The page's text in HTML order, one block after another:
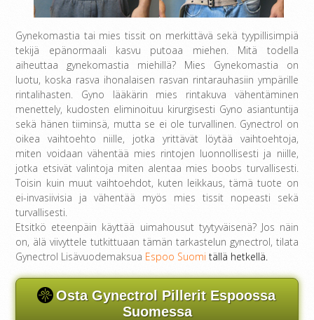
Gynekomastia tai mies tissit on merkittävä sekä tyypillisimpiä
tekijä epänormaali kasvu putoaa miehen. Mitä todella
aiheuttaa gynekomastia miehillä? Mies Gynekomastia on
luotu, koska rasva ihonalaisen rasvan rintarauhasiin ympärille
rintalihasten. Gyno lääkärin mies rintakuva vähentäminen
menettely, kudosten eliminoituu kirurgisesti Gyno asiantuntija
sekä hänen tiiminsä, mutta se ei ole turvallinen. Gynectrol on
oikea vaihtoehto niille, jotka yrittävät löytää vaihtoehtoja,
miten voidaan vähentää mies rintojen luonnollisesti ja niille,
jotka etsivät valintoja miten alentaa mies boobs turvallisesti.
Toisin kuin muut vaihtoehdot, kuten leikkaus, tämä tuote on
ei-invasiivisia ja vähentää myös mies tissit nopeasti sekä
turvallisesti.
Etsitkö eteenpäin käyttää uimahousut tyytyväisenä? Jos näin
on, älä viivyttele tutkittuaan tämän tarkastelun gynectrol, tilata
Gynectrol Lisävuodemaksua Espoo Suomitällä hetkellä.
Osta Gynectrol Pillerit Espoossa
Suomessa